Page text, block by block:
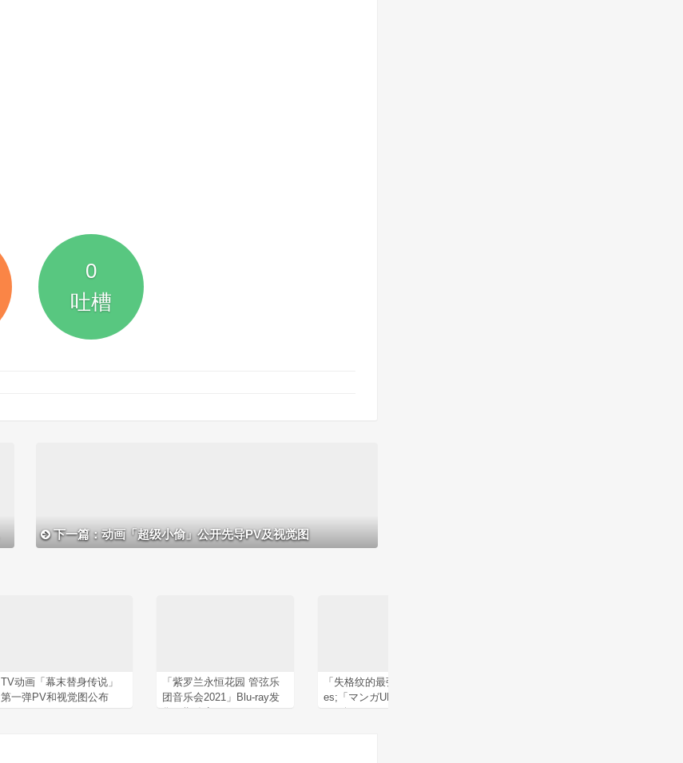
0
吐槽
下一篇：动画「超级小偷」公开先导PV及视觉图
TV动画「幕末替身传说」
第一弹PV和视觉图公布
「紫罗兰永恒花园 管弦乐
团音乐会2021」Blu-ray发
「失格纹的最强贤者」&tim
es;「マンガUP!」联动宣传